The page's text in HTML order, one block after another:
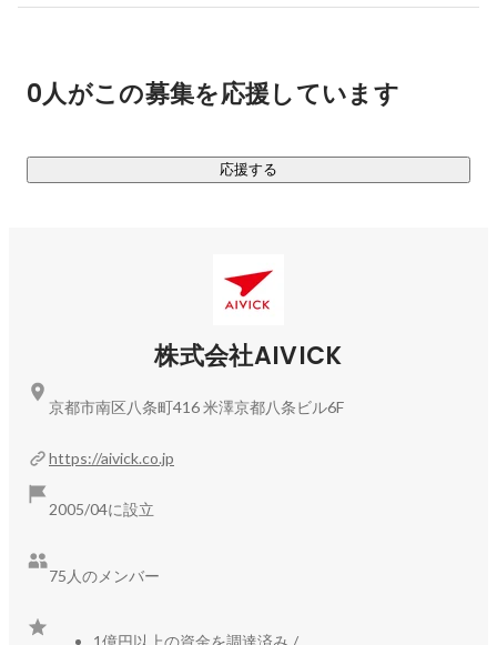
食材を探し求め、調味料一つとっても原材料の産地から最終
加工食品完成まですべての工程で食品添加物が使用されてい
2022年のローンチから、ユーザー数は右肩上がりで成長中。
適切な情報提供まで日々、サービスのアップデートにチーム
＜#100（シャープヒャク）＞
健康管理の基本というべき食事の成分表確認や複雑な栄養計
算は、忙しい生活者にとって大きな負担です。そこで、
う共通企画を採用した「＃100（シャープヒャク）」を2025
ており、ミールは①主菜②主菜ソース③スープ④ごはん⑤ス
チームベジタブルという5つの要素で食を分解し、パーツ数に
になっています。摂取カロリーのコントロールだけでなく、
一員
0人がこの募集を応援しています
応援する
株式会社AIVICK
https://aivick.co.jp
2005/04に設立
75人のメンバー
京都市南区八条町416 米澤京都八条ビル6F